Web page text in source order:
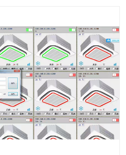
空调分户计费
空调分户计费系统